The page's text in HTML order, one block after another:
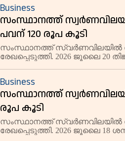
18
Business
സംസ്ഥാനത്ത്
പവന് 120 രൂപ കൂടി
സംസ്ഥാനത്ത് സ്വർണവിലയിൽ
രേഖപ്പെടുത്തി. 2026 ജൂലൈ 20
Business
സംസ്ഥാനത്ത്
രൂപ കൂടി
സംസ്ഥാനത്ത് സ്വർണവിലയിൽ
രേഖപ്പെടുത്തി. 2026 ജൂലൈ 18